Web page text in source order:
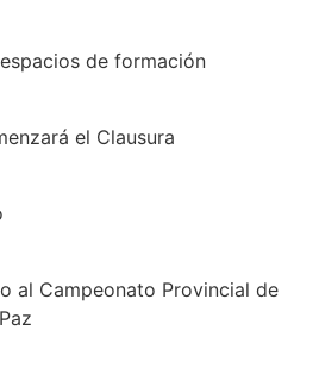
de formación
el Clausura
al Campeonato Provincial de